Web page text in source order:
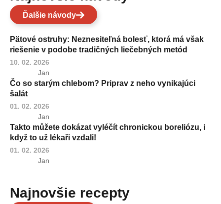
Ďalšie návody
Pätové ostruhy: Neznesiteľná bolesť, ktorá má však
riešenie v podobe tradičných liečebných metód
10. 02. 2026
Jan
Čo so starým chlebom? Priprav z neho vynikajúci
šalát
01. 02. 2026
Jan
Takto můžete dokázat vyléčít chronickou boreliózu, i
když to už lékaři vzdali!
01. 02. 2026
Jan
Najnovšie recepty